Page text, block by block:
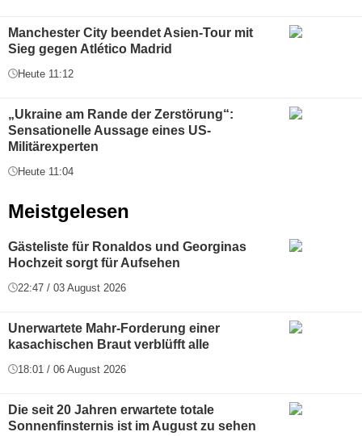
Manchester City beendet Asien-Tour mit
Sieg gegen Atlético Madrid
Heute 11:12
„Ukraine am Rande der Zerstörung“:
Sensationelle Aussage eines US-
Militärexperten
Heute 11:04
Meistgelesen
Gästeliste für Ronaldos und Georginas
Hochzeit sorgt für Aufsehen
22:47 / 03 August 2026
Unerwartete Mahr-Forderung einer
kasachischen Braut verblüfft alle
18:01 / 06 August 2026
Die seit 20 Jahren erwartete totale
Sonnenfinsternis ist im August zu sehen